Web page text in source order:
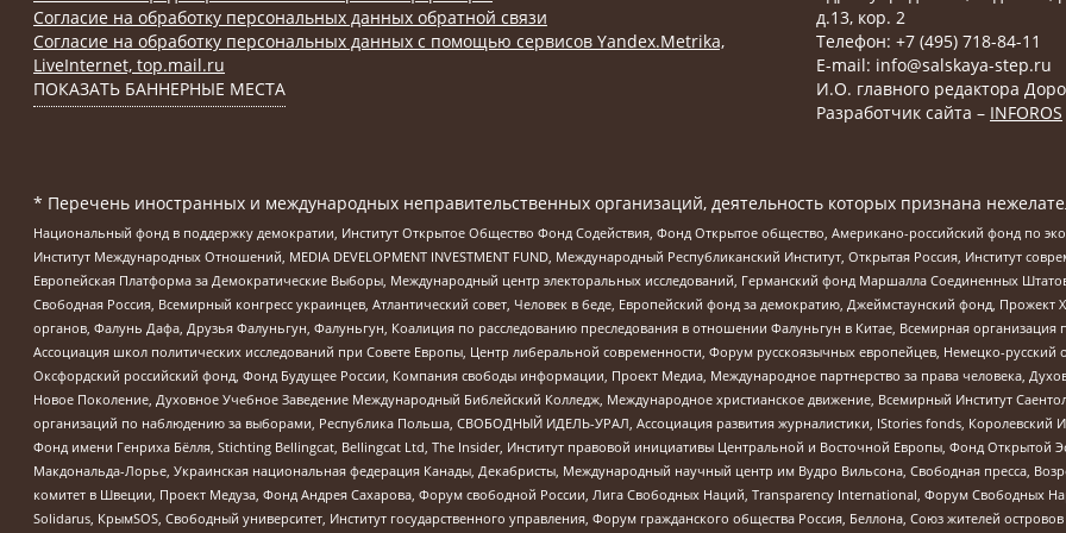
Согласие на обработку персональных данных обратной связи
Согласие на обработку персональных данных с помощью сервисов Yandex.Metrika,
LiveInternet, top.mail.ru
ПОКАЗАТЬ БАННЕРНЫЕ МЕСТА
д.13, кор. 2
Телефон: +7 (495) 718-84-11
E-mail: info@salskaya-step.ru
И.О. главного редактора
Разработчик сайта – INFOROS
* Перечень иностранных и международных неправительственных организаций, деятельность которых признана
Национальный фонд в поддержку демократии, Институт Открытое Общество Фонд Содействия, Фонд Открытое общество, Американо-российский фонд по
Институт Международных Отношений, MEDIA DEVELOPMENT INVESTMENT FUND, Международный Республиканский Институт, Открытая Россия, Институт
Европейская Платформа за Демократические Выборы, Международный центр электоральных исследований, Германский фонд Маршалла Соединенных
Свободная Россия, Всемирный конгресс украинцев, Атлантический совет, Человек в беде, Европейский фонд за демократию, Джеймстаунский фонд,
органов, Фалунь Дафа, Друзья Фалуньгун, Фалуньгун, Коалиция по расследованию преследования в отношении Фалуньгун в Китае, Всемирная
Ассоциация школ политических исследований при Совете Европы, Центр либеральной современности, Форум русскоязычных европейцев, Немецко-
Оксфордский российский фонд, Фонд Будущее России, Компания свободы информации, Проект Медиа, Международное партнерство за права человека,
Новое Поколение, Духовное Учебное Заведение Международный Библейский Колледж, Международное христианское движение, Всемирный Институт
организаций по наблюдению за выборами, Республика Польша, СВОБОДНЫЙ ИДЕЛЬ-УРАЛ, Ассоциация развития журналистики, IStories fonds,
Фонд имени Генриха Бёлля, Stichting Bellingcat, Bellingcat Ltd, The Insider, Институт правовой инициативы Центральной и Восточной Европы, Фонд Открытой
Макдональда-Лорье, Украинская национальная федерация Канады, Декабристы, Международный научный центр им Вудро Вильсона, Свободная пресса,
комитет в Швеции, Проект Медуза, Фонд Андрея Сахарова, Форум свободной России, Лига Свободных Наций, Transparеncy International, Форум Свободных
Solidarus, КрымSOS, Свободный университет, Институт государственного управления, Форум гражданского общества Россия, Беллона, Союз жителей